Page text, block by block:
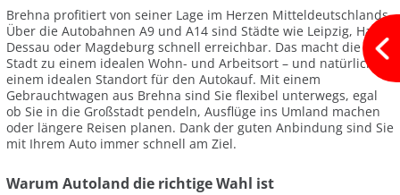
Brehna profitiert von seiner Lage im Herzen Mitteldeutschlands.
Über die Autobahnen A9 und A14 sind Städte wie Leipzig, Halle,
Dessau oder Magdeburg schnell erreichbar. Das macht die
Stadt zu einem idealen Wohn- und Arbeitsort – und natürlich zu
einem idealen Standort für den Autokauf. Mit einem
Gebrauchtwagen aus Brehna sind Sie flexibel unterwegs, egal
ob Sie in die Großstadt pendeln, Ausflüge ins Umland machen
oder längere Reisen planen. Dank der guten Anbindung sind Sie
mit Ihrem Auto immer schnell am Ziel.
Warum Autoland die richtige Wahl ist